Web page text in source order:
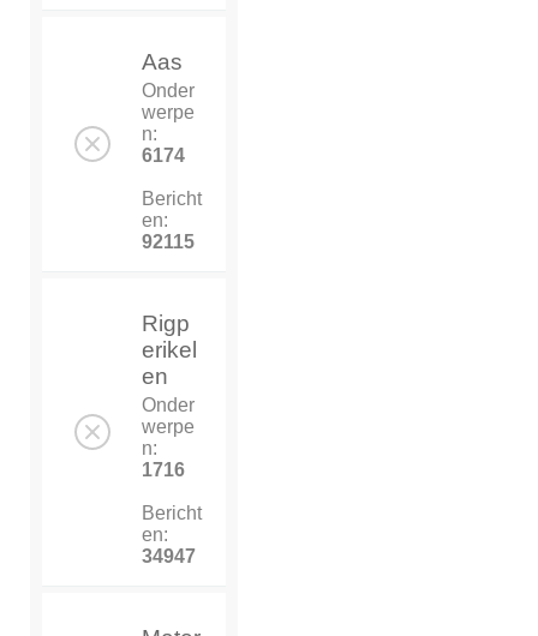
Aas
Onder
werpe
n:
6174
Bericht
en:
92115
Rigp
erikel
en
Onder
werpe
n:
1716
Bericht
en:
34947